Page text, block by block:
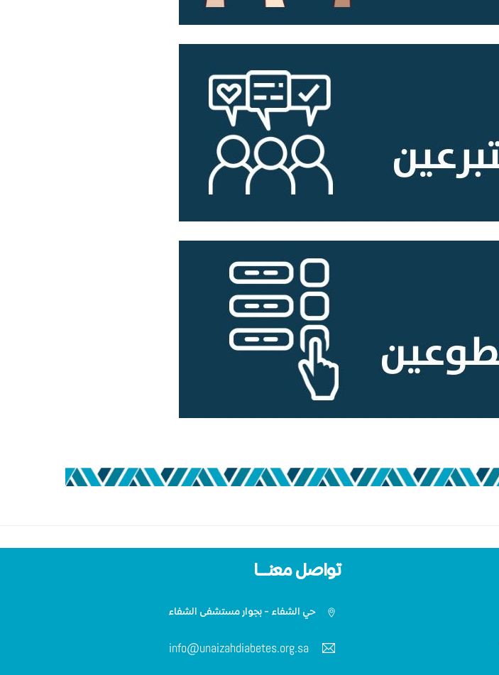
تواصل معنـــا
حي الشفاء - بجوار مستشفى الشفاء
info@unaizahdiabetes.org.sa